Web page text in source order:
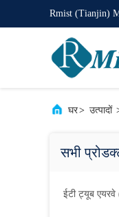
Rmist (Tianjin)
घर> उत्पादों
सभी
ईटी ट्यूब एयरवे